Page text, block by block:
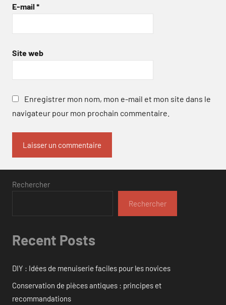
E-mail *
Site web
Enregistrer mon nom, mon e-mail et mon site dans le
navigateur pour mon prochain commentaire.
Rechercher
Rechercher
Recent Posts
DIY : Idées de menuiserie faciles pour les novices
Conservation de pièces antiques : principes et
recommandations